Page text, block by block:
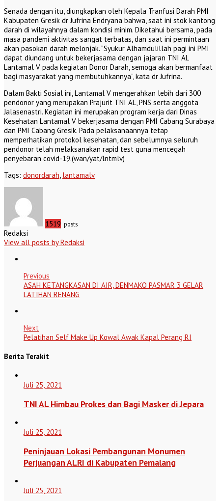
Senada dengan itu, diungkapkan oleh Kepala Tranfusi Darah PMI
Kabupaten Gresik dr Jufrina Endryana bahwa, saat ini stok kantong
darah di wilayahnya dalam kondisi minim. Diketahui bersama, pada
masa pandemi aktivitas sangat terbatas, dan saat ini permintaan
akan pasokan darah melonjak. “Syukur Alhamdulillah pagi ini PMI
dapat diundang untuk bekerjasama dengan jajaran TNI AL
Lantamal V pada kegiatan Donor Darah, semoga akan bermanfaat
bagi masyarakat yang membutuhkannya”, kata dr Jufrina.
Dalam Bakti Sosial ini, Lantamal V mengerahkan lebih dari 300
pendonor yang merupakan Prajurit TNI AL, PNS serta anggota
Jalasenastri. Kegiatan ini merupakan program kerja dari Dinas
Kesehatan Lantamal V bekerjasama dengan PMI Cabang Surabaya
dan PMI Cabang Gresik. Pada pelaksanaannya tetap
memperhatikan protokol kesehatan, dan sebelumnya seluruh
pendonor telah melaksanakan rapid test guna mencegah
penyebaran covid-19.(wan/yat/lntmlv)
Tags: donordarah, lantamalv
1519 posts
Redaksi
View all posts by Redaksi
Previous
ASAH KETANGKASAN DI AIR, DENMAKO PASMAR 3 GELAR
LATIHAN RENANG
Next
Pelatihan Self Make Up Kowal Awak Kapal Perang RI
Berita Terakit
Juli 25, 2021
TNI AL Himbau Prokes dan Bagi Masker di Jepara
Juli 25, 2021
Peninjauan Lokasi Pembangunan Monumen
Perjuangan ALRI di Kabupaten Pemalang
Juli 25, 2021